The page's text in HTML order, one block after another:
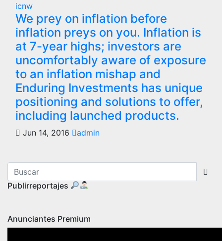
icnw
We prey on inflation before
inflation preys on you. Inflation is
at 7-year highs; investors are
uncomfortably aware of exposure
to an inflation mishap and
Enduring Investments has unique
positioning and solutions to offer,
including launched products.
Jun 14, 2016 admin
Publirreportajes
Anunciantes Premium